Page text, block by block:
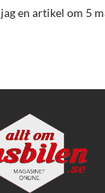
en artikel om 5